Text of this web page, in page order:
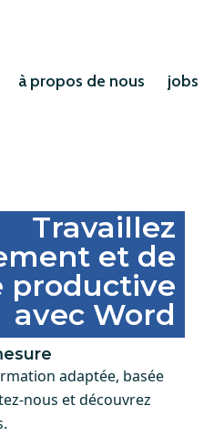
à propos de nous jobs
Travaillez
et de
productive
avec Word
adaptée, basée
nous et découvrez